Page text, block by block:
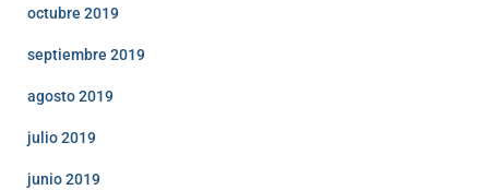
octubre 2019
septiembre 2019
agosto 2019
julio 2019
junio 2019